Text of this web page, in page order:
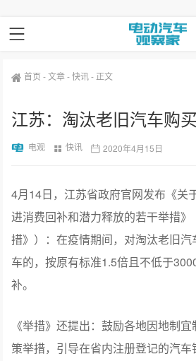
首页 -文章-快讯- 正文
江苏：淘汰老旧汽车购
电观 快讯 2020年4月15日
4月14日，江苏省政府官网发布《关
进消费回补和潜力释放的若干举措
措》）：在疫情期间，对淘汰老旧
车的，按原有标准1.5倍且不低于
补。
《举措》还提出：鼓励各地因地制
策举措，引导在省内注册登记的汽